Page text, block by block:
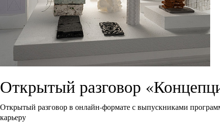
Открытый разговор
Открытый разговор в онлайн-формате с выпускниками
карьеру